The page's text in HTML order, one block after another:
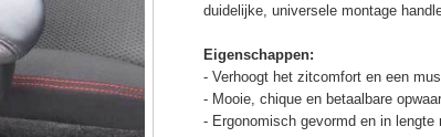
duidelijke, universele montage
Eigenschappen:
- Verhoogt het zitcomfort en een
- Mooie, chique en betaalbare
- Ergonomisch gevormd en in